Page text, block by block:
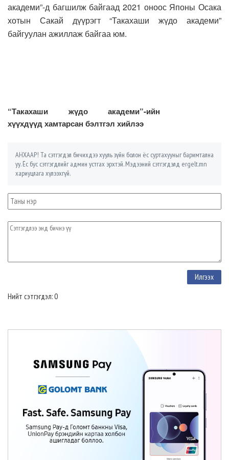
академи”-д багшилж байгаад 2021 оноос Японы Осака
хотын Сакай дүүрэгт “Такахаши жүдо академи”
байгуулан ажиллаж байгаа юм.
“Такахаши жүдо академи”-ийн
хүүхдүүд хамтарсан бэлтгэл хийлээ
АНХААР! Та сэтгэгдэл бичихдээ хууль зүйн болон ёс суртахууныг баримтална
уу. Ёс бус сэтгэгдлийг админ устгах эрхтэй. Мэдээний сэтгэгдэлд ergelt.mn
хариуцлага хүлээхгүй.
Нийт сэтгэгдэл: 0